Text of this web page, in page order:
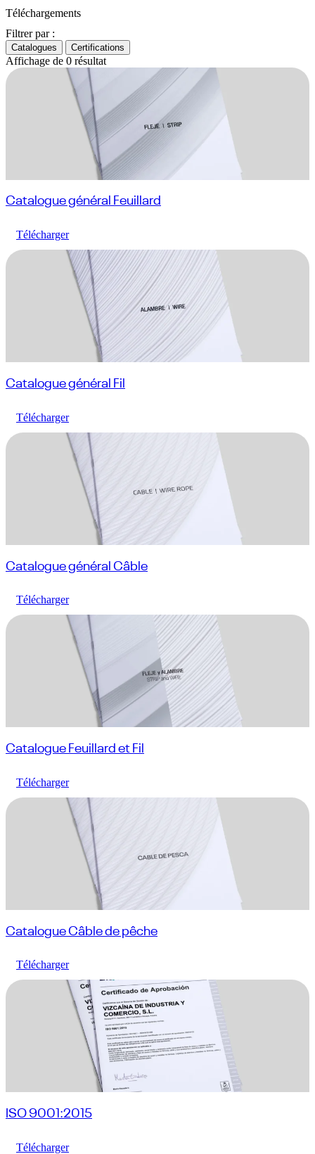
Téléchargements
Filtrer par :
Catalogues Certifications
Affichage de 0 résultat
Catalogue général Feuillard
Télécharger
Catalogue général Fil
Télécharger
Catalogue général Câble
Télécharger
Catalogue Feuillard et Fil
Télécharger
Catalogue Câble de pêche
Télécharger
ISO 9001:2015
Télécharger